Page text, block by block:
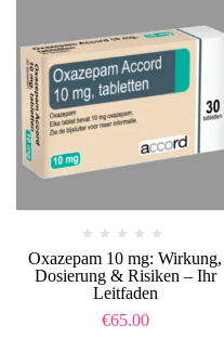
Oxazepam 10 mg: Wirkung,
Dosierung & Risiken – Ihr
Leitfaden
€65.00